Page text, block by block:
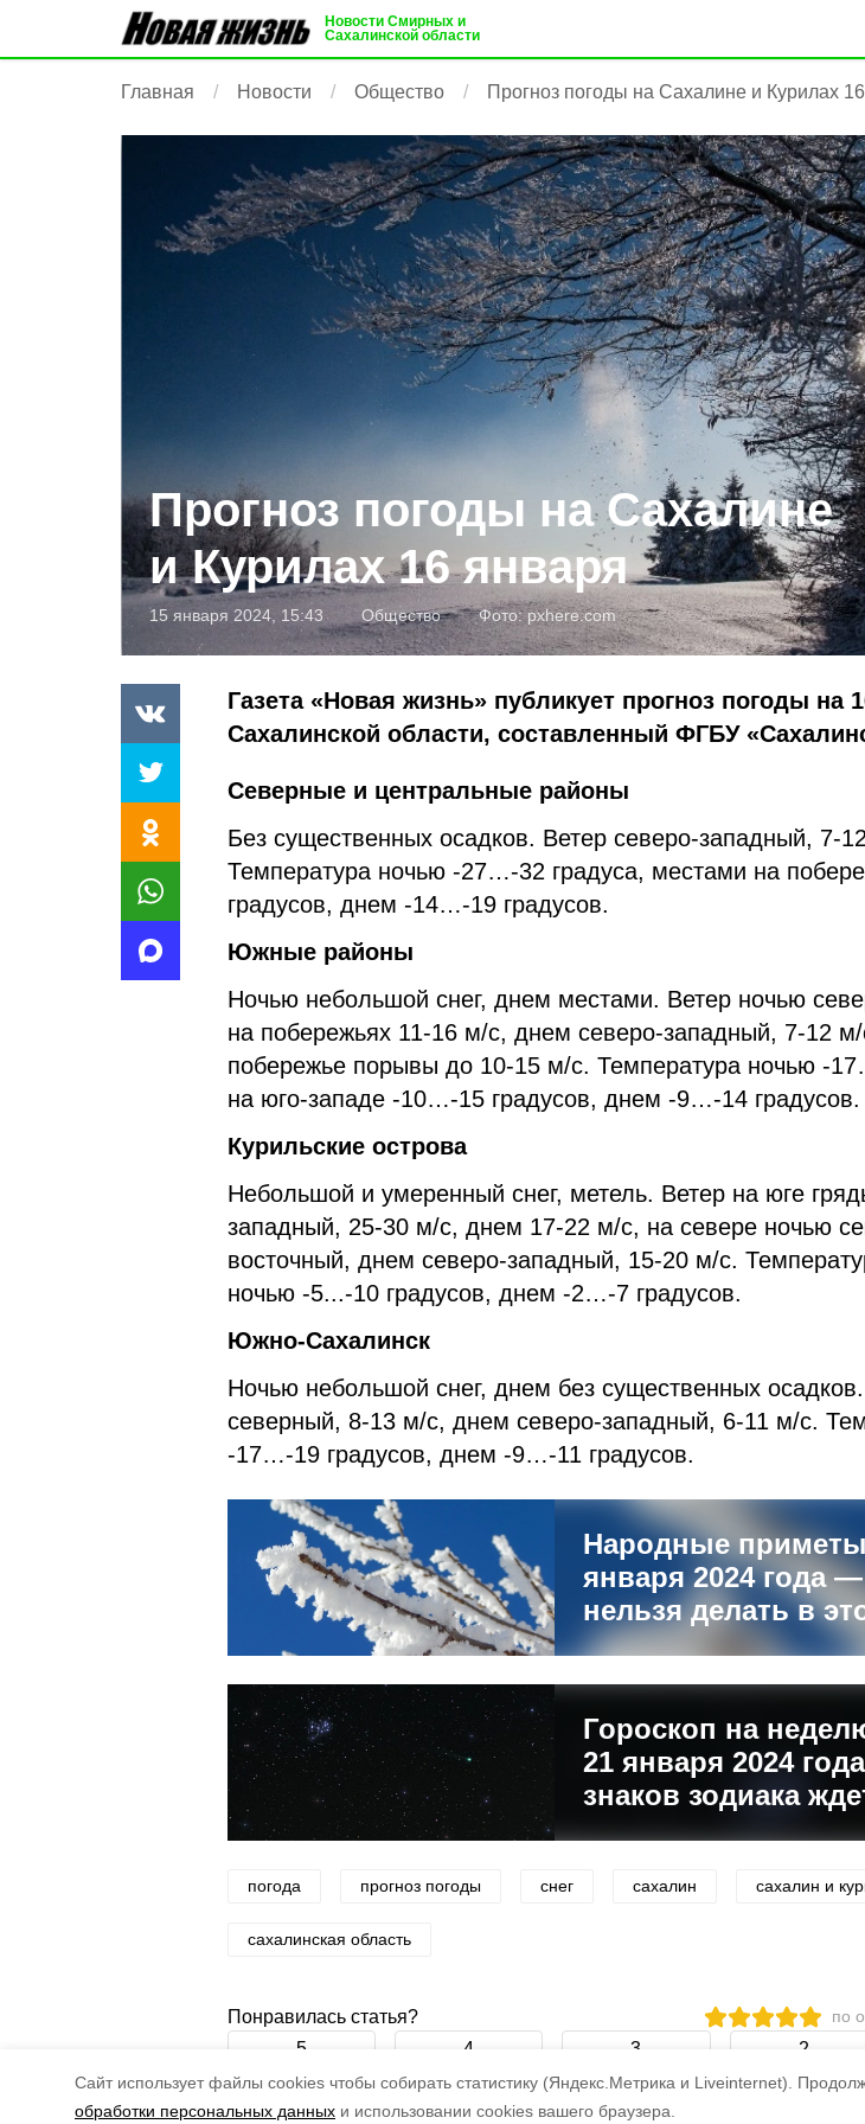
Cайт использует файлы cookies чтобы собирать статистику (Яндекс.Метрика и Liveinternet).
обработки персональных данных и использовании cookies вашего браузера.
Новости Смирных и
Сахалинской области
Главная Новости Общество Прогноз погоды на Сахалине и Курилах
Прогноз погоды на Сахалине
и Курилах 16 января
15 января 2024, 15:43 Общество Фото:pxhere.com
Газета «Новая жизнь» публикует прогноз погоды на
Сахалинской области, составленный ФГБУ
Северные и центральные районы
Без существенных осадков. Ветер северо-западный, 7-
Температура ночью -27…-32 градуса, местами на
градусов, днем -14…-19 градусов.
Южные районы
Ночью небольшой снег, днем местами. Ветер ночью
на побережьях 11-16 м/с, днем северо-западный, 7-12
побережье порывы до 10-15 м/с. Температура ночью -
на юго-западе -10…-15 градусов, днем -9…-14 градусов.
Курильские острова
Небольшой и умеренный снег, метель. Ветер на юге
западный, 25-30 м/с, днем 17-22 м/с, на севере ночью
восточный, днем северо-западный, 15-20 м/с.
ночью -5...-10 градусов, днем -2…-7 градусов.
Южно-Сахалинск
Ночью небольшой снег, днем без существенных
северный, 8-13 м/с, днем северо-западный, 6-11 м/с.
-17…-19 градусов, днем -9…-11 градусов.
Народные
января 2024 года
нельзя делать в
Гороскоп на
21 января 2024
знаков зодиака
погода прогноз погоды снег сахалин сахалин и
сахалинская область
Понравилась статья? по
5 4 3 2